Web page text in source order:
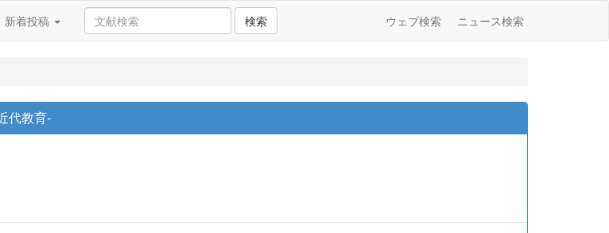
新着投稿 検索 ウェブ検索 ニュース検索
代教育-